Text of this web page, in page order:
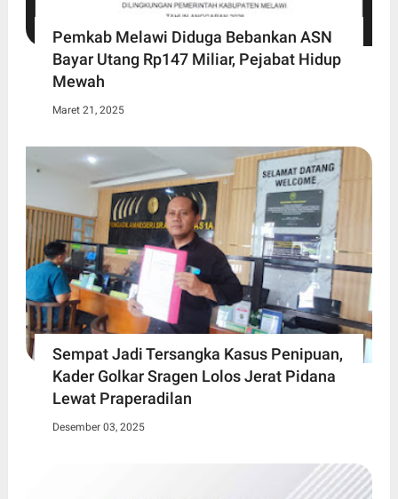
Pemkab Melawi Diduga Bebankan ASN
Bayar Utang Rp147 Miliar, Pejabat Hidup
Mewah
Maret 21, 2025
Sempat Jadi Tersangka Kasus Penipuan,
Kader Golkar Sragen Lolos Jerat Pidana
Lewat Praperadilan
Desember 03, 2025